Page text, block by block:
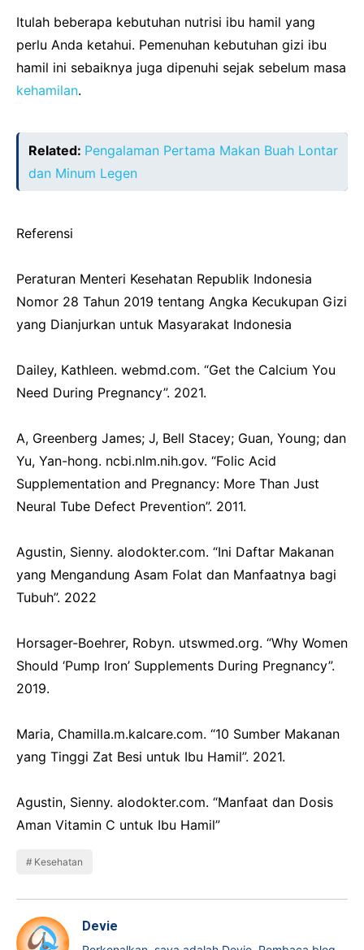
Itulah beberapa kebutuhan nutrisi ibu hamil yang
perlu Anda ketahui. Pemenuhan kebutuhan gizi ibu
hamil ini sebaiknya juga dipenuhi sejak sebelum masa
kehamilan.
Related: Pengalaman Pertama Makan Buah Lontar
dan Minum Legen
Referensi
Peraturan Menteri Kesehatan Republik Indonesia
Nomor 28 Tahun 2019 tentang Angka Kecukupan Gizi
yang Dianjurkan untuk Masyarakat Indonesia
Dailey, Kathleen. webmd.com. “Get the Calcium You
Need During Pregnancy”. 2021.
A, Greenberg James; J, Bell Stacey; Guan, Young; dan
Yu, Yan-hong. ncbi.nlm.nih.gov. “Folic Acid
Supplementation and Pregnancy: More Than Just
Neural Tube Defect Prevention”. 2011.
Agustin, Sienny. alodokter.com. “Ini Daftar Makanan
yang Mengandung Asam Folat dan Manfaatnya bagi
Tubuh”. 2022
Horsager-Boehrer, Robyn. utswmed.org. “Why Women
Should ‘Pump Iron’ Supplements During Pregnancy”.
2019.
Maria, Chamilla.m.kalcare.com. “10 Sumber Makanan
yang Tinggi Zat Besi untuk Ibu Hamil”. 2021.
Agustin, Sienny. alodokter.com. “Manfaat dan Dosis
Aman Vitamin C untuk Ibu Hamil”
Kesehatan
Devie